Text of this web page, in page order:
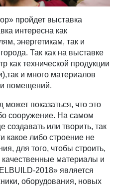
пройдет выставка
интересна как
энергетикам, так и
Так как на выставке
как технической продукции
и много материалов
помещений.
показаться, что это
сооружение. На самом
создавать или творить, так
какое либо строение не
для того, чтобы строить,
качественные материалы и
2018» является
оборудования, новых